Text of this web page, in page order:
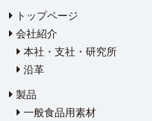
トップページ
会社紹介
本社・支社・研究所
沿革
製品
一般食品用素材